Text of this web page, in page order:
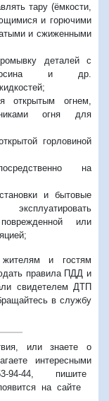
тару (ёмкости,
и горючими
и сжиженными
деталей с
и др.
открытым огнем,
огня для
горловиной
на
и бытовые
или
жителям и гостям
правила ПДД и
свидетелем ДТП
в службу
или знаете о
интересными
94-44, пишите
на сайте